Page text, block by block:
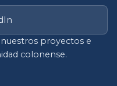
proyectos e
colonense.